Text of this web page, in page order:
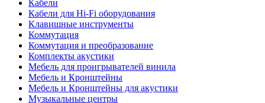
Кабели
Кабели для Hi-Fi оборудования
Клавишные инструменты
Коммутация
Коммутация и преобразование
Комплекты акустики
Мебель для проигрывателей винила
Мебель и Кронштейны
Мебель и Кронштейны для акустики
Музыкальные центры